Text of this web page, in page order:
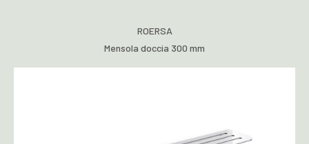
ROERSA
Mensola doccia 300 mm